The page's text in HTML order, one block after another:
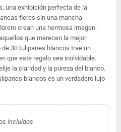
una exhibición perfecta de la
flores sin una mancha
crean una hermosa imagen.
que merecen la mejor
30 tulipanes blancos trae un
que este regalo sea inolvidable.
la claridad y la pureza del blanco.
blancos es un verdadero lujo
incluidos